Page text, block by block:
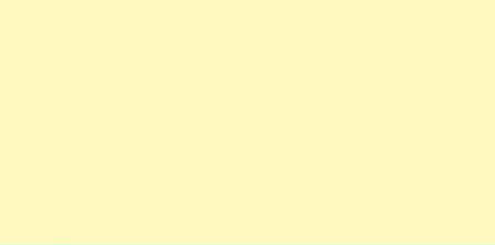
smanjuju – ove 4 stvari ne govori ni rodu